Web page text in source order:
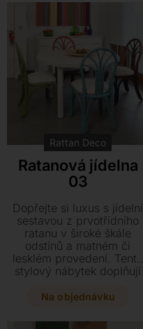
Rattan Deco
Ratanová jídelna
03
Dopřejte si luxus s jídelní
sestavou z prvotřídního
ratanu v široké škále
odstínů a matném či
lesklém provedení. Tento
stylový nábytek doplňují
látky pro váš maximální
Na objednávku